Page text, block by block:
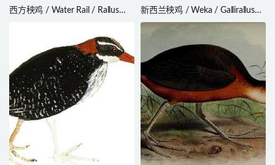
西方秧鸡 / Water Rail / Rallus
新西兰秧鸡 / Weka / Gallirallus
australis